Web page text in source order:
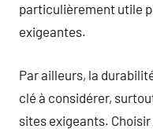
particulièrement utile
exigeantes.
Par ailleurs, la
clé à considérer,
sites exigeants.